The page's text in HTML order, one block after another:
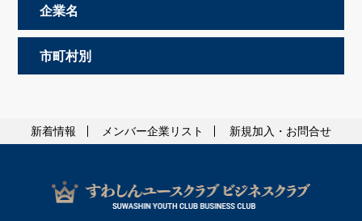
企業名
市町村別
新着情報 メンバー企業リスト 新規加入・お問合せ